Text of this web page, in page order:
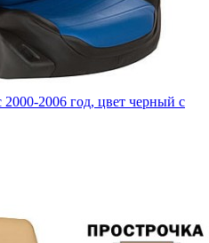
2006 год, цвет черный с